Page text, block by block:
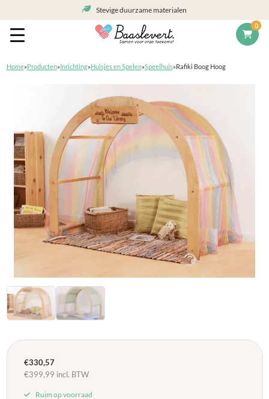
0
Stevige duurzame materialen
Home»Producten»Inrichting»Huisjes en Spelen»Speelhuis»Rafiki Boog Hoog
€330,57
€399,99 incl. BTW
Ruim op voorraad